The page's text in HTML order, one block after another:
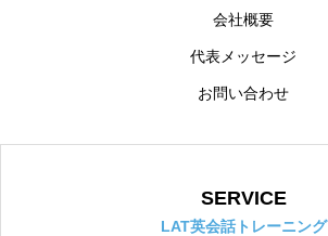
会社概要
代表メッセージ
お問い合わせ
SERVICE
LAT英会話トレーニング